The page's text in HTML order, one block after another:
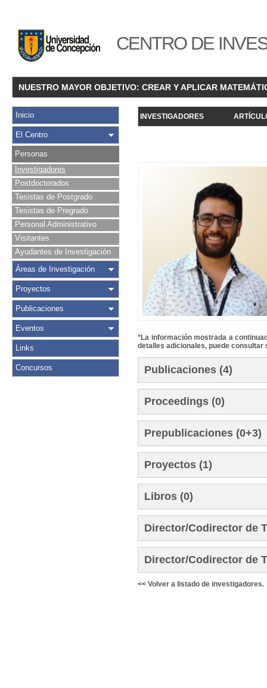
CENTRO DE
NUESTRO MAYOR OBJETIVO: CREAR Y APLICAR
Inicio
El Centro
Personas
Investigadores
Postdoctorados
Tesistas de Postgrado
Tesistas de Pregrado
Personal Administrativo
Visitantes
Ayudantes de Investigación
Áreas de Investigación
Proyectos
Publicaciones
Eventos
Links
Concursos
INVESTIGADORES
*La información mostrada a
detalles adicionales, puede consultar
Publicaciones (4)
Proceedings (0)
Prepublicaciones (0+3)
Proyectos (1)
Libros (0)
Director/Codirector de
Director/Codirector de
<< Volver a listado de investigadores.